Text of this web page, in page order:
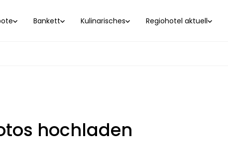
Bankett Kulinarisches Regiohotel aktuell
hochladen